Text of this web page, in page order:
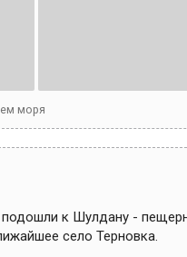
моря
подошли к Шулдану -
село Терновка.